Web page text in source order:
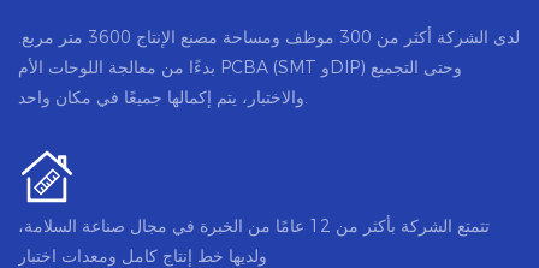
لدى الشركة أكثر من 300 موظف ومساحة مصنع الإنتاج 3600 متر مربع.
بدءًا من معالجة اللوحات الأم PCBA (SMT وDIP) وحتى التجميع
والاختبار، يتم إكمالها جميعًا في مكان واحد.
تتمتع الشركة بأكثر من 12 عامًا من الخبرة في مجال صناعة السلامة،
ولديها خط إنتاج كامل ومعدات اختبار